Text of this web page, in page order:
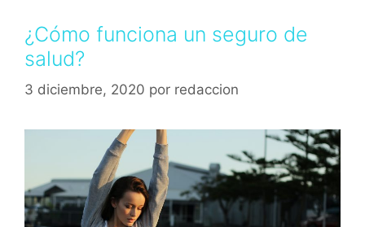
¿Cómo funciona un seguro de
salud?
3 diciembre, 2020 por redaccion